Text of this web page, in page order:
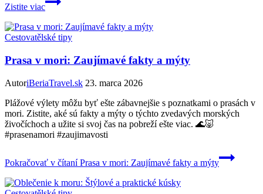
Zistite viac
Cestovatělské tipy
Prasa v mori: Zaujímavé fakty a mýty
AutoriBeriaTravel.sk 23. marca 2026
Plážové výlety môžu byť ešte zábavnejšie s poznatkami o prasách v
mori. Zistite, aké sú fakty a mýty o týchto zvedavých morských
živočíchoch a užite si svoj čas na pobreží ešte viac. 🌊🐷
#prasenamori #zaujimavosti
Pokračovať v čítaníPrasa v mori: Zaujímavé fakty a mýty